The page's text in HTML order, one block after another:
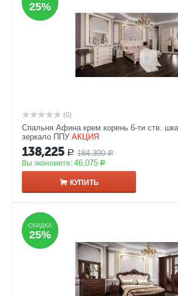
25%
25%
(0)
Спальня Афина крем корень 6-ти ств.
зеркало ППУ АКЦИЯ
138,225 Р 184,300 Р
Вы экономите: 46,075 Р
КУПИТЬ
СКИДКА
25%
СКИДКА
25%